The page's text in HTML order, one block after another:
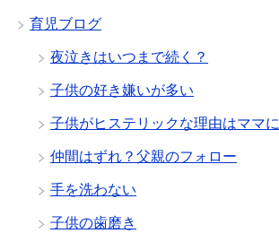
育児ブログ
夜泣きはいつまで続く？
子供の好き嫌いが多い
子供がヒステリックな理由はママに
仲間はずれ？父親のフォロー
手を洗わない
子供の歯磨き